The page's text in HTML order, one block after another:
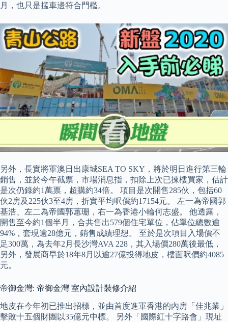
月，也只是掹車邊符合門檻。
另外，長實將軍澳日出康城SEA TO SKY，將於明日進行第三輪
銷售，並於今午截票，市場消息指，扣除上次已揀樓買家，估計
是次仍錄約1萬票，超購約34倍。 項目是次開售285伙，包括60
伙2房及225伙3至4房，折實平均呎價約17154元。 左一為帝國郭
基浩、左二為帝國郭蕙珊，右一為香港小輪何志盛。 他透露，
開售至今約1個半月，合共售出579個住宅單位，佔單位總數逾
94%，套現逾28億元，銷售成績理想。 至於是次項目入場價不
足300萬，為去年2月長沙灣AVA 228，其入場價280萬後最低，
另外，發展商早於18年8月以逾27億投得地皮，樓面呎價約4085
元。
帝御金灣: 帝御金灣 室內設計裝修介紹
地皮在今年初已推出招標，並由首度進軍香港的內房「佳兆業」
擊敗十五個財團以35億元中標。 另外「國際紅十字路會」現址